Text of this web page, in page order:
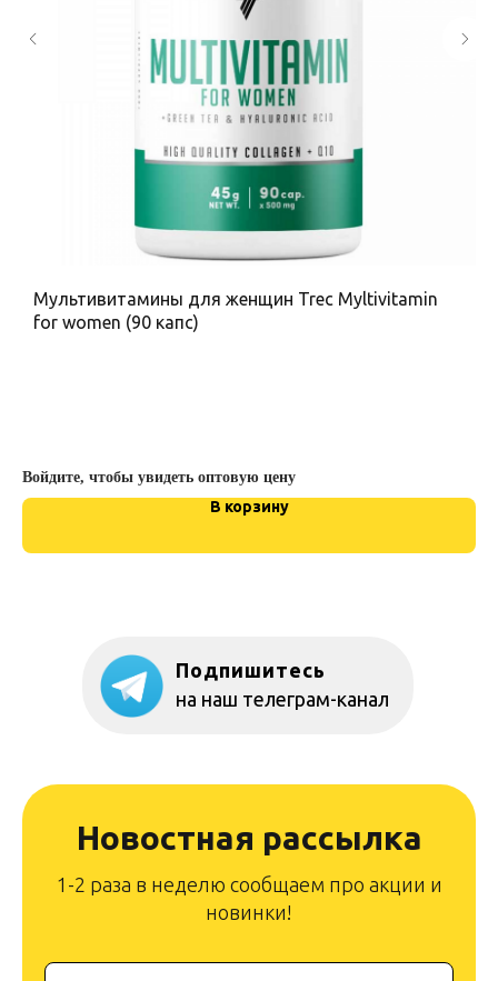
Мультивитамины для женщин Trec Myltivitamin
for women (90 капс)
Войдите, чтобы увидеть оптовую цену
В корзину
Подпишитесь
на наш телеграм-канал
Новостная рассылка
1-2 раза в неделю сообщаем про акции и
новинки!